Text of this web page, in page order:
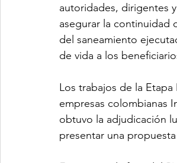
autoridades, dirigentes
asegurar la continuidad
del saneamiento
de vida a los
Los trabajos de la
empresas colombianas
obtuvo la adjudicación
presentar una